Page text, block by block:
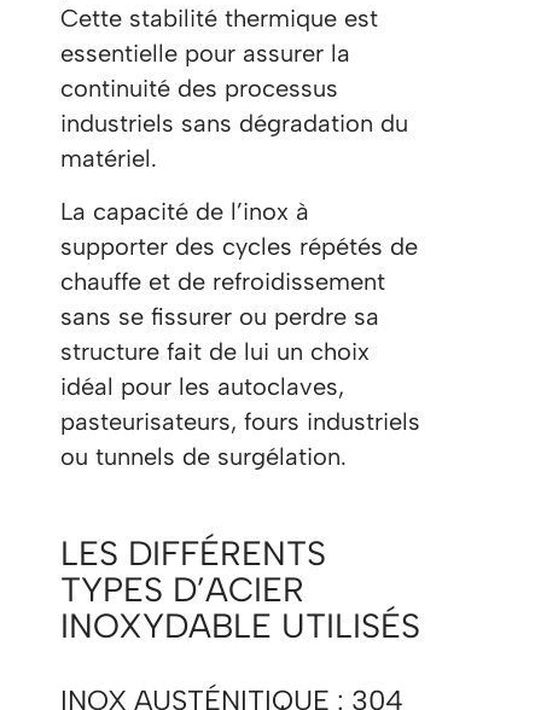
Cette stabilité thermique est
essentielle pour assurer la
continuité des processus
industriels sans dégradation du
matériel.
La capacité de l’inox à
supporter des cycles répétés de
chauffe et de refroidissement
sans se fissurer ou perdre sa
structure fait de lui un choix
idéal pour les autoclaves,
pasteurisateurs, fours industriels
ou tunnels de surgélation.
LES DIFFÉRENTS
TYPES D’ACIER
INOXYDABLE UTILISÉS
INOX AUSTÉNITIQUE : 304